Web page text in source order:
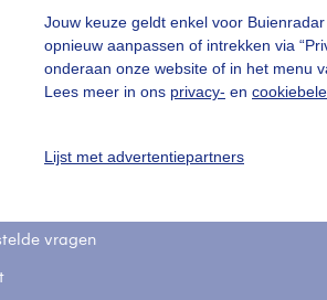
Jouw keuze geldt enkel voor
opnieuw aanpassen of intrekken via
onderaan onze website of in het menu
Lees meer in ons privacy- en
Lijst met advertentiepartners
vragen